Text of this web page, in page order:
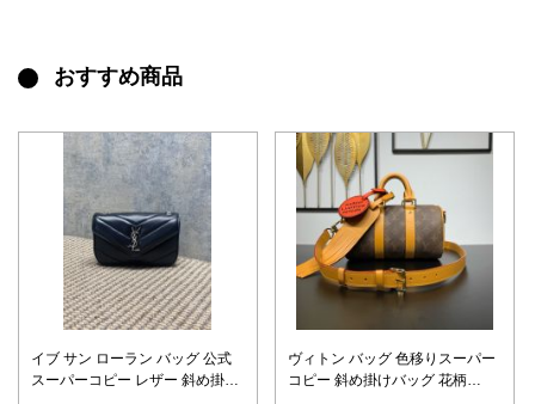
おすすめ商品
イブ サン ローラン バッグ 公式
スーパーコピー レザー 斜め掛け
ヴィトン バッグ 色移りスーパー
コピー 斜め掛けバッグ 花柄